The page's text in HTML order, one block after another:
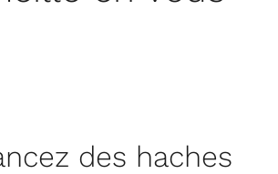
des haches